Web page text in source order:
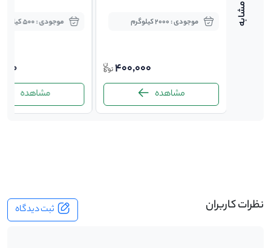
موجودی : 2000 کیلوگرم
400,000
مشاهده
موجودی : 500 کیلوگرم
مشاهده
نظرات کاربران ثبت دیدگاه